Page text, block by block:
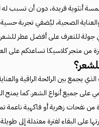
أنثوية فريدة، دون أن تسبب له
الصحية، ليُضفي تجربة
جولة للتعرف على أفضل عطر
من متجر كلاسيكا تساعدكم على
بين الرائحة الراقية
على جميع أنواع الشعر. كما
نفحات زهرية أو فاكهية ناعمة
على البقاء لفترة معتدلة إلى